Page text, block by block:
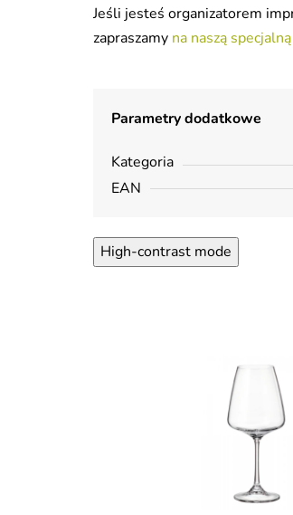
Jeśli jesteś organizatorem
zapraszamy na naszą
Parametry dodatkowe
Kategoria
EAN
High-contrast mode